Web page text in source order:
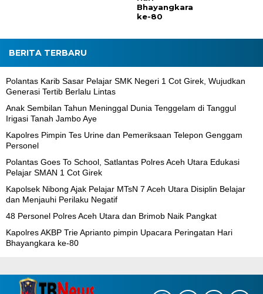
Bhayangkara
ke-80
BERITA TERBARU
Polantas Karib Sasar Pelajar SMK Negeri 1 Cot Girek, Wujudkan
Generasi Tertib Berlalu Lintas
Anak Sembilan Tahun Meninggal Dunia Tenggelam di Tanggul
Irigasi Tanah Jambo Aye
Kapolres Pimpin Tes Urine dan Pemeriksaan Telepon Genggam
Personel
Polantas Goes To School, Satlantas Polres Aceh Utara Edukasi
Pelajar SMAN 1 Cot Girek
Kapolsek Nibong Ajak Pelajar MTsN 7 Aceh Utara Disiplin Belajar
dan Menjauhi Perilaku Negatif
48 Personel Polres Aceh Utara dan Brimob Naik Pangkat
Kapolres AKBP Trie Aprianto pimpin Upacara Peringatan Hari
Bhayangkara ke-80